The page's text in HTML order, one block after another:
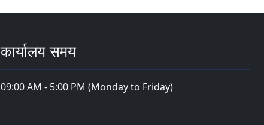
कार्यालय समय
09:00 AM - 5:00 PM (Monday to Friday)